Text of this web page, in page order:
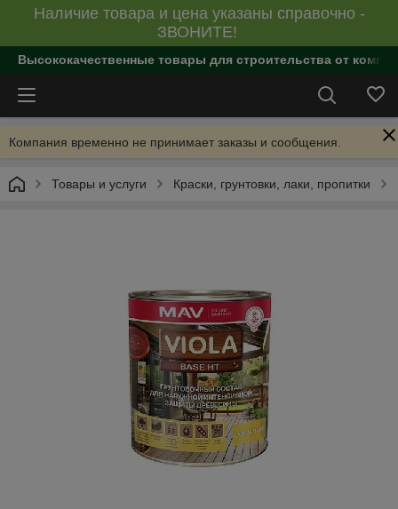
Наличие товара и цена указаны справочно -
ЗВОНИТЕ!
Высококачественные товары для строительства от
Компания временно не принимает заказы и сообщения.
Товары и услуги Краски, грунтовки, лаки, пропитки